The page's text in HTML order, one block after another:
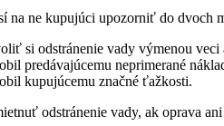
na ne kupujúci upozorniť do dvoch
si odstránenie vady výmenou
predávajúcemu neprimerané
kupujúcemu značné ťažkosti.
odstránenie vady, ak oprava